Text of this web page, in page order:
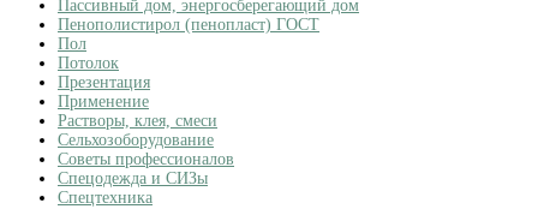
Пассивный дом, энергосберегающий дом
Пенополистирол (пенопласт) ГОСТ
Пол
Потолок
Презентация
Применение
Растворы, клея, смеси
Сельхозоборудование
Советы профессионалов
Спецодежда и СИЗы
Спецтехника